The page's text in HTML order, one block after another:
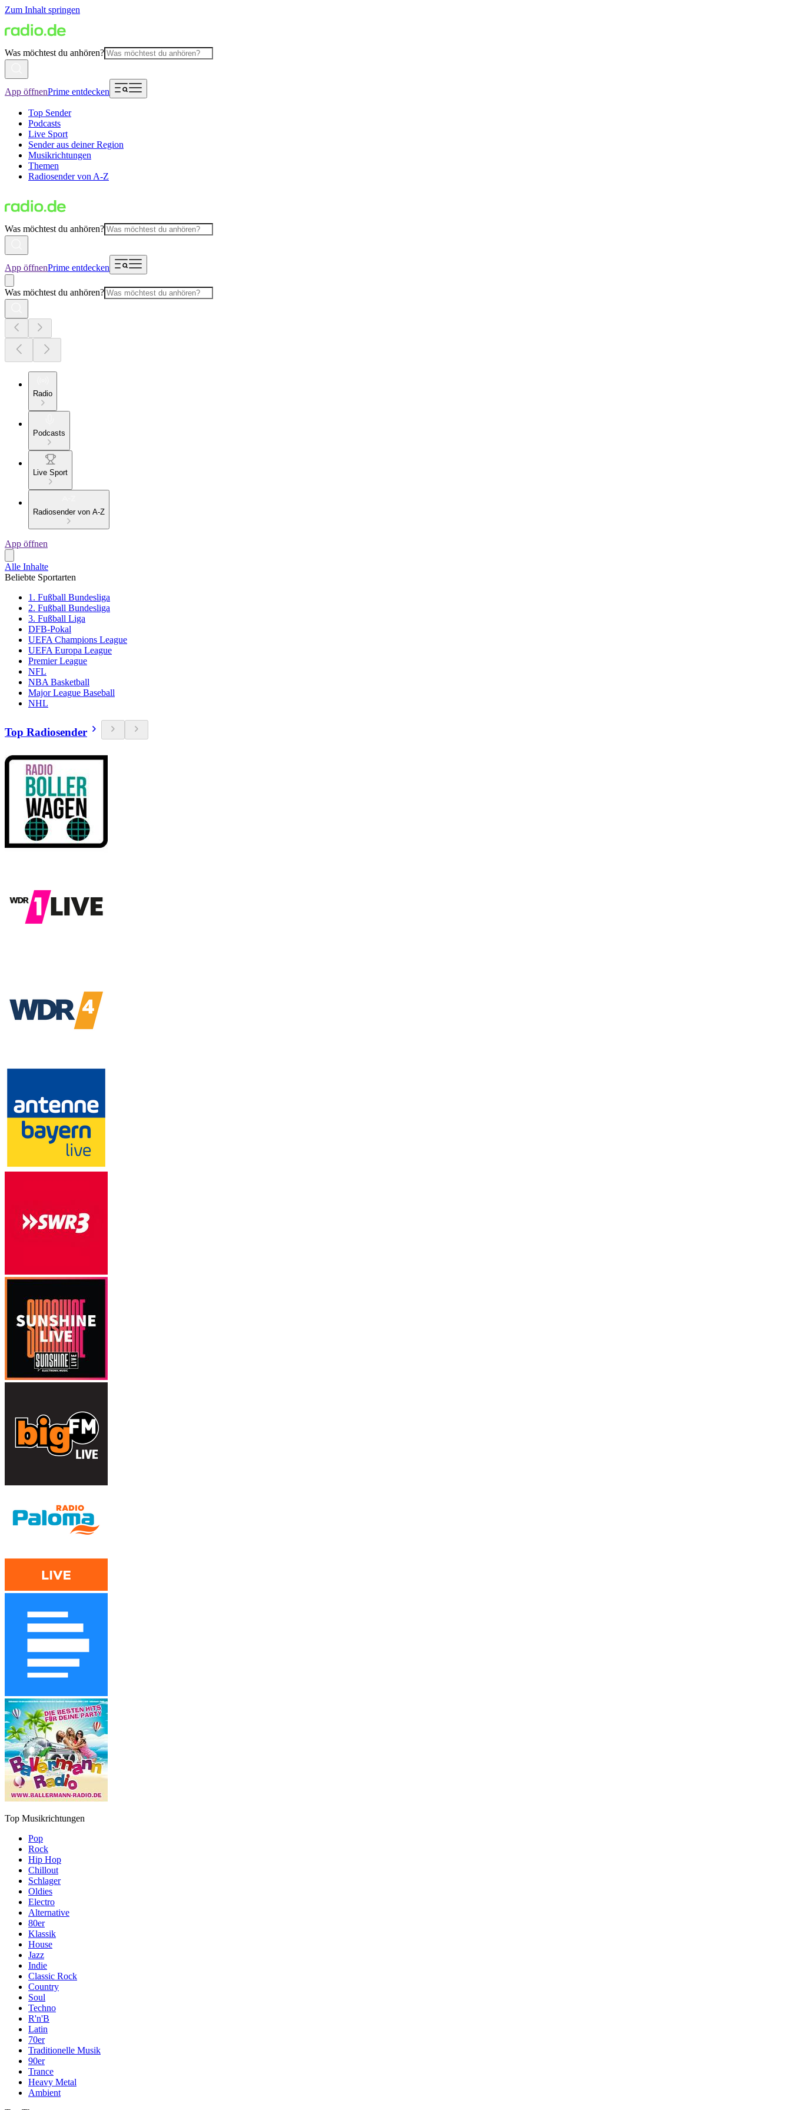
Zum Inhalt springen
Was möchtest du anhören?
App öffnenPrime entdecken
Top Sender
Podcasts
Live Sport
Sender aus deiner Region
Musikrichtungen
Themen
Radiosender von A-Z
Was möchtest du anhören?
App öffnenPrime entdecken
Was möchtest du anhören?
Radio
Podcasts
Live Sport
Radiosender von A-Z
App öffnen
Alle Inhalte
Beliebte Sportarten
1. Fußball Bundesliga
2. Fußball Bundesliga
3. Fußball Liga
DFB-Pokal
UEFA Champions League
UEFA Europa League
Premier League
NFL
NBA Basketball
Major League Baseball
NHL
Top Radiosender
Top Musikrichtungen
Pop
Rock
Hip Hop
Chillout
Schlager
Oldies
Electro
Alternative
80er
Klassik
House
Jazz
Indie
Classic Rock
Country
Soul
Techno
R'n'B
Latin
70er
Traditionelle Musik
90er
Trance
Heavy Metal
Ambient